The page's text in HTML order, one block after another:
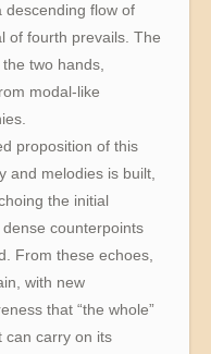
descending flow of
of fourth prevails. The
two hands,
modal-like
proposition of this
and melodies is built,
the initial
counterpoints
From these echoes,
with new
that “the whole”
can carry on its